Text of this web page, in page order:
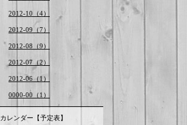
2012-10（4）
2012-09（7）
2012-08（9）
2012-07（2）
2012-06（1）
0000-00（1）
カレンダー【予定表】